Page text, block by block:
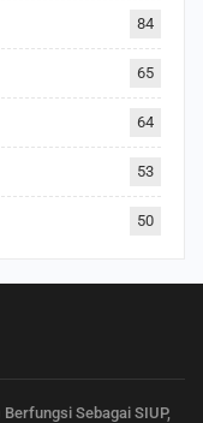
84
65
64
53
50
Sebagai SIUP,